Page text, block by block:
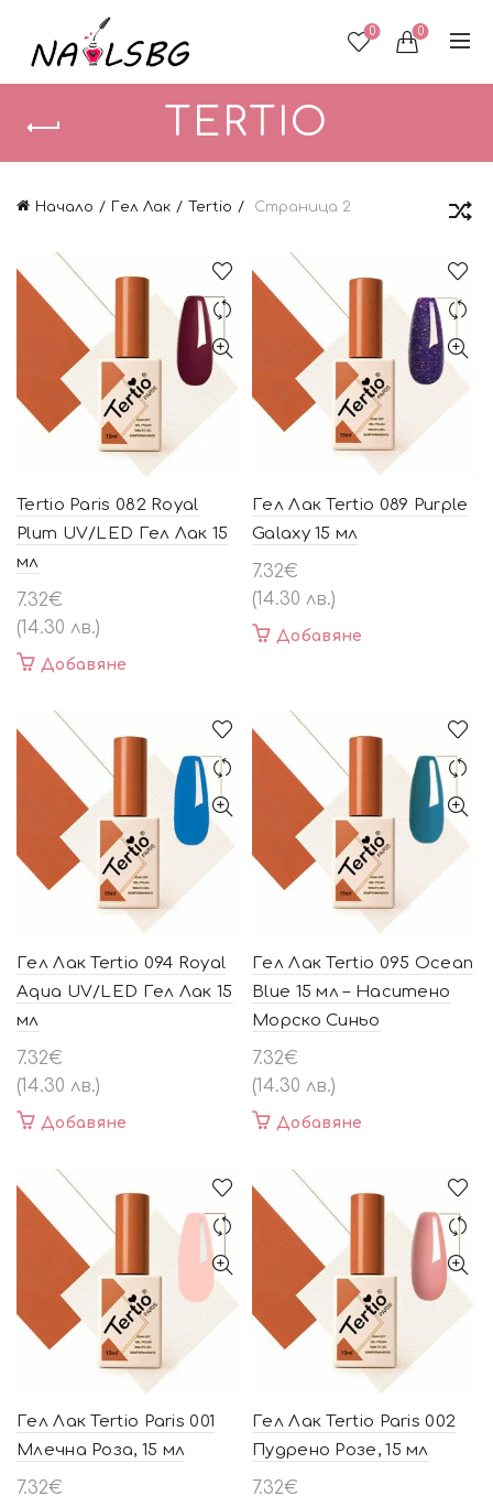
0 0
TERTIO
Начало Гел Лак Tertio Страница 2
Tertio Paris 082 Royal
Plum UV/LED Гел Лак 15
мл
7.32€
(14.30 лв.)
Добавяне
Гел Лак Tertio 089 Purple
Galaxy 15 мл
7.32€
(14.30 лв.)
Добавяне
Гел Лак Tertio 094 Royal
Aqua UV/LED Гел Лак 15
мл
7.32€
(14.30 лв.)
Добавяне
Гел Лак Tertio 095 Ocean
Blue 15 мл – Наситено
Морско Синьо
7.32€
(14.30 лв.)
Добавяне
Гел Лак Tertio Paris 001
Млечна Роза, 15 мл
7.32€
Гел Лак Tertio Paris 002
Пудрено Розе, 15 мл
7.32€